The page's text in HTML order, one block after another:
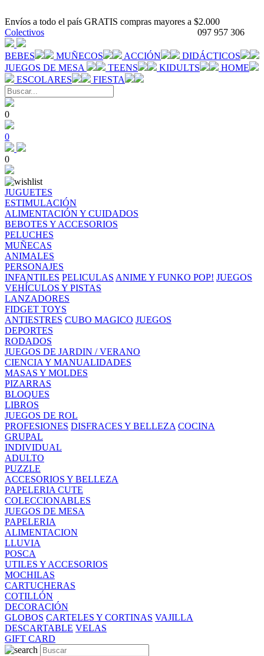
Envíos a todo el país GRATIS compras mayores a $2.000
097 957 306
Colectivos
BEBES MUÑECOS ACCIÓN
DIDÁCTICOS
JUEGOS DE MESA
TEENS KIDULTS
HOME
ESCOLARES
FIESTA
0
0
0
JUGUETES
ESTIMULACIÓN
ALIMENTACIÓN Y CUIDADOS
BEBOTES Y ACCESORIOS
PELUCHES
MUÑECAS
ANIMALES
PERSONAJES
INFANTILES PELICULAS ANIME Y FUNKO POP! JUEGOS
VEHÍCULOS Y PISTAS
LANZADORES
FIDGET TOYS
ANTIESTRES CUBO MAGICO JUEGOS
DEPORTES
RODADOS
JUEGOS DE JARDIN / VERANO
CIENCIA Y MANUALIDADES
MASAS Y MOLDES
PIZARRAS
BLOQUES
LIBROS
JUEGOS DE ROL
PROFESIONES DISFRACES Y BELLEZA COCINA
GRUPAL
INDIVIDUAL
ADULTO
PUZZLE
ACCESORIOS Y BELLEZA
PAPELERIA CUTE
COLECCIONABLES
JUEGOS DE MESA
PAPELERIA
ALIMENTACION
LLUVIA
POSCA
UTILES Y ACCESORIOS
MOCHILAS
CARTUCHERAS
COTILLÓN
DECORACIÓN
GLOBOS CARTELES Y CORTINAS VAJILLA
DESCARTABLE VELAS
GIFT CARD